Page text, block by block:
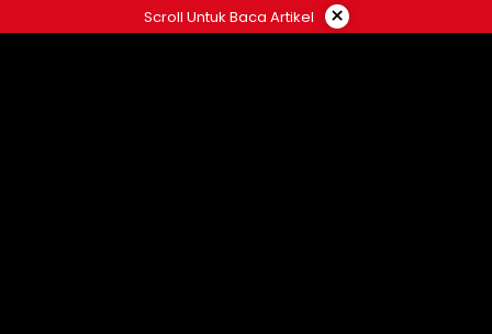
ke
Scroll Untuk Baca Artikel ×